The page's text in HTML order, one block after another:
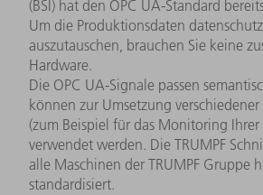
(BSI) hat den OPC UA-Standard
Um die Produktionsdaten
auszutauschen, brauchen Sie keine
Hardware.
Die OPC UA-Signale passen
können zur Umsetzung
(zum Beispiel für das Monitoring Ihrer
verwendet werden. Die TRUMPF
alle Maschinen der TRUMPF Gruppe
standardisiert.